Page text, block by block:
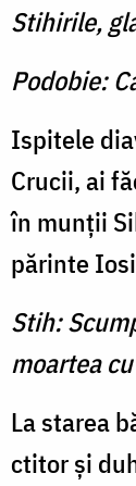
Stihirile,
Podobie:
Ispitele
Crucii, ai
în munţii
părinte
Stih:
moartea
La starea
ctitor şi